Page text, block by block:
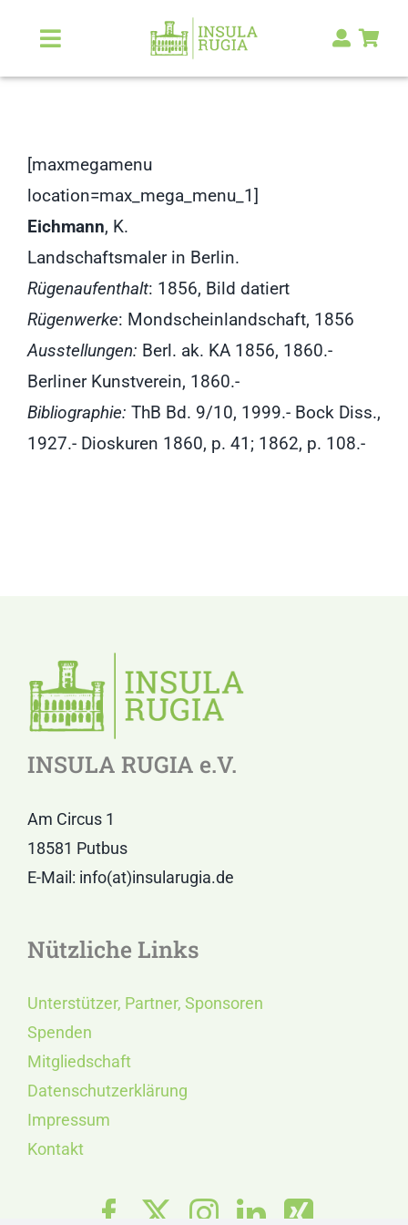
Inhalt
springen
Toggle
Navigation
RUGIA Shop
[maxmegamenu
location=max_mega_menu_1]
Eichmann, K.
Landschaftsmaler in Berlin.
Rügenaufenthalt: 1856, Bild datiert
Rügenwerke: Mondscheinlandschaft, 1856
Ausstellungen: Berl. ak. KA 1856, 1860.-
Berliner Kunstverein, 1860.-
Bibliographie: ThB Bd. 9/10, 1999.- Bock Diss.,
1927.- Dioskuren 1860, p. 41; 1862, p. 108.-
INSULA RUGIA e.V.
Am Circus 1
18581 Putbus
E-Mail: info(at)insularugia.de
Nützliche Links
Unterstützer, Partner, Sponsoren
Spenden
Mitgliedschaft
Datenschutzerklärung
Impressum
Kontakt